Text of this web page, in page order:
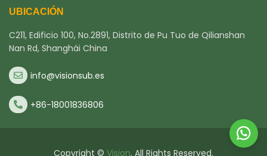
UBICACIÓN
C211, Edificio 100, No.2891, Distrito de Pu Tuo de Qilianshan
Nan Rd, Shanghái China
info@visionsub.es
+86-18001836806
Copyright © Vision. All Rights Reserved.